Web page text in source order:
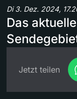
Di 3. Dez. 2024,
Das
Jetzt teilen